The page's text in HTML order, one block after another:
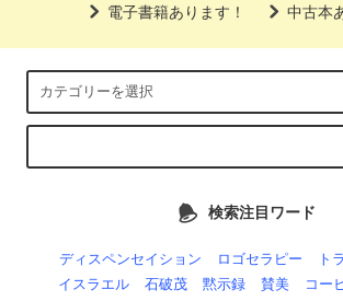
電子書籍あります！
中古本
検索注目ワード
ディスペンセイション ロゴセラピー ト
イスラエル
石破茂 黙示録 賛美 コー